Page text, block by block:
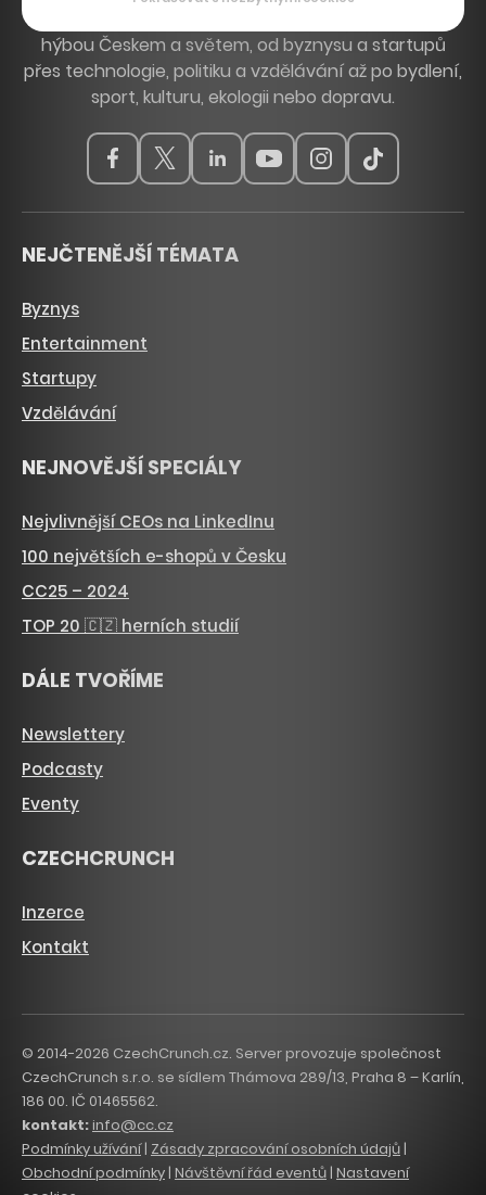
Hlavní zdroj inspirace. Věnujeme se tématům, která
hýbou Českem a světem, od byznysu a startupů
přes technologie, politiku a vzdělávání až po bydlení,
sport, kulturu, ekologii nebo dopravu.
NEJČTENĚJŠÍ TÉMATA
Byznys
Entertainment
Startupy
Vzdělávání
NEJNOVĚJŠÍ SPECIÁLY
Nejvlivnější CEOs na LinkedInu
100 největších e-shopů v Česku
CC25 – 2024
TOP 20 🇨🇿 herních studií
DÁLE TVOŘÍME
Newslettery
Podcasty
Eventy
CZECHCRUNCH
Inzerce
Kontakt
© 2014-2026 CzechCrunch.cz. Server provozuje společnost
CzechCrunch s.r.o. se sídlem Thámova 289/13, Praha 8 – Karlín,
186 00. IČ 01465562.
kontakt:info@cc.cz
Podmínky užívání| Zásady zpracování osobních údajů |
Obchodní podmínky | Návštěvní řád eventů | Nastavení